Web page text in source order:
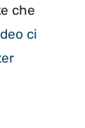
che
ci